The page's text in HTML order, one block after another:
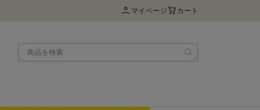
マイページ カート